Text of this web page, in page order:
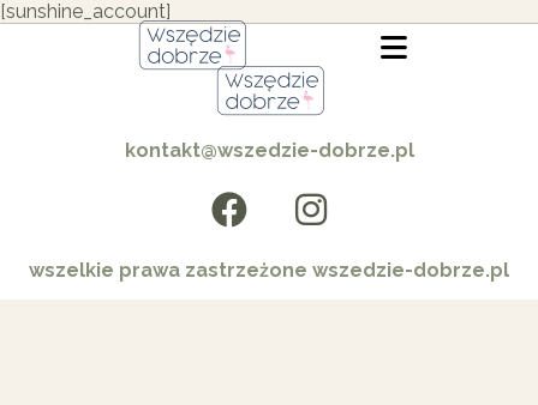
[sunshine_account]
kontakt@wszedzie-dobrze.pl
wszelkie prawa zastrzeżone wszedzie-dobrze.pl